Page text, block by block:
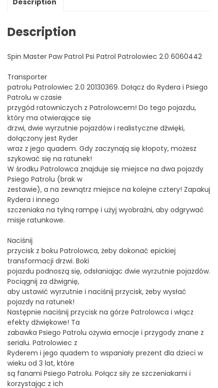
Description
Description
Spin Master Paw Patrol Psi Patrol Patrolowiec 2.0 6060442
Transporter
patrolu Patrolowiec 2.0 20130369. Dołącz do Rydera i Psiego
Patrolu w czasie
przygód ratowniczych z Patrolowcem! Do tego pojazdu,
który ma otwierające się
drzwi, dwie wyrzutnie pojazdów i realistyczne dźwięki,
dołączony jest Ryder
wraz z jego quadem. Gdy zaczynają się kłopoty, możesz
szykować się na ratunek!
W środku Patrolowca znajduje się miejsce na dwa pojazdy
Psiego Patrolu (brak w
zestawie), a na zewnątrz miejsce na kolejne cztery! Zapakuj
Rydera i innego
szczeniaka na tylną rampę i użyj wyobraźni, aby odgrywać
misje ratunkowe.
Naciśnij
przycisk z boku Patrolowca, żeby dokonać epickiej
transformacji drzwi. Boki
pojazdu podnoszą się, odsłaniając dwie wyrzutnie pojazdów.
Pociągnij za dźwignię,
aby ustawić wyrzutnie i naciśnij przycisk, żeby wysłać
pojazdy na ratunek!
Następnie naciśnij przycisk na górze Patrolowca i włącz
efekty dźwiękowe! Ta
zabawka Psiego Patrolu ożywia emocje i przygody znane z
serialu. Patrolowiec z
Ryderem i jego quadem to wspaniały prezent dla dzieci w
wieku od 3 lat, które
są fanami Psiego Patrolu. Połącz siły ze szczeniakami i
korzystając z ich